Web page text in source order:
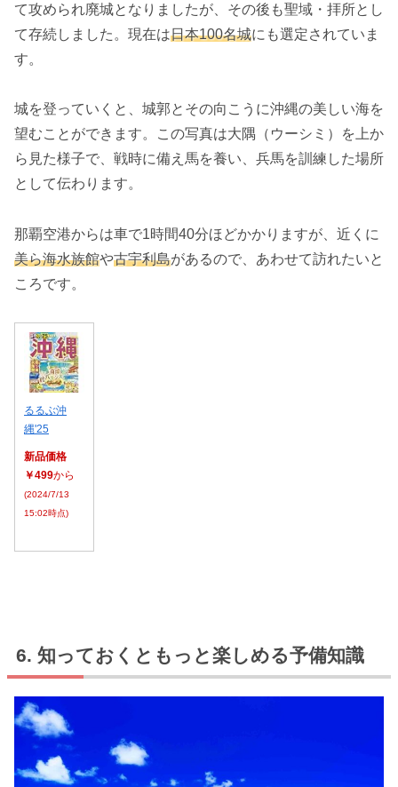
て攻められ廃城となりましたが、その後も聖域・拝所とし
て存続しました。現在は日本100名城にも選定されていま
す。
城を登っていくと、城郭とその向こうに沖縄の美しい海を
望むことができます。この写真は大隅（ウーシミ）を上か
ら見た様子で、戦時に備え馬を養い、兵馬を訓練した場所
として伝わります。
那覇空港からは車で1時間40分ほどかかりますが、近くに
美ら海水族館や古宇利島があるので、あわせて訪れたいと
ころです。
るるぶ沖
縄'25
新品価格
￥499から
(2024/7/13
15:02時点)
知っておくともっと楽しめる予備知識